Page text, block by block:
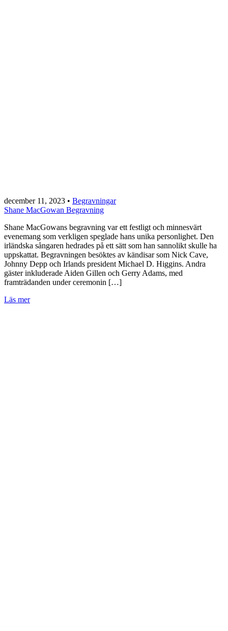
december 11, 2023 • Begravningar
Shane MacGowan Begravning
Shane MacGowans begravning var ett festligt och minnesvärt
evenemang som verkligen speglade hans unika personlighet. Den
irländska sångaren hedrades på ett sätt som han sannolikt skulle ha
uppskattat. Begravningen besöktes av kändisar som Nick Cave,
Johnny Depp och Irlands president Michael D. Higgins. Andra
gäster inkluderade Aiden Gillen och Gerry Adams, med
framträdanden under ceremonin […]
Läs mer